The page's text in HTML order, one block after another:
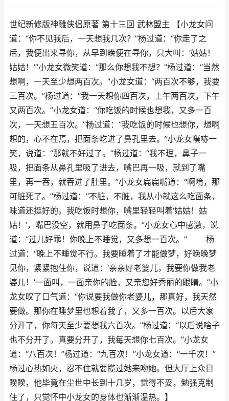
世纪新修版神雕侠侣原著 第十三回 武林盟主 【小龙女问
道：“你不见我后，一天想我几次？”杨过道：“你走了之
后，我便出来寻你，从早到晚便在寻你，只大叫：‘姑姑！
姑姑！’”小龙女微笑道：“那么你想我不想？”杨过道：“当然
想啊，一天至少想两百次。”小龙女道：“两百次不够，我要
三百次。”杨过道：“我一天想你四百次，上午两百次，下午
又两百次。”小龙女道：“你吃饭的时候也想我，又多一百
次，一天想五百次。”杨过道：“我吃饭的时候也想你，想啊
想的，心不在焉，把面条吃进了鼻孔里去。”小龙女噗哧一
笑，说道：“那就不好过了。”杨过道：“我不理，鼻子一
吸，把面条从鼻孔里吸了进去，嘴巴再一吸，就到了嘴
里，再一吞，就吞进了肚里。”小龙女扁扁嘴道：“啊唷，那
可脏死了。”杨过道：“不脏，不脏，我从小就这么吃面条，
味道还挺好的。我吃饭时想你，嘴里轻轻叫着‘姑姑！姑
姑！’，嘴巴没空，就用鼻子吃面条。”小龙女心中感激，说
道：“过儿好乖！你晚上不睡觉，又多想一百次。” 杨
过道：“晚上不睡觉不行。我要睡着了才能做梦，好晚晚梦
见你，紧紧抱住你，说道：‘亲亲好老婆儿，我要你做我老
婆儿！’一面叫，一面亲你的脸，又亲您好秀丽的眼睛。”小
龙女叹了口气道：“你说要我做你老婆儿，那真好，我天然
要做。那你在睡梦里也想着我了，又多一百次。以后大家
分开了，你每天至少要想我六百次。”杨过道：“以后说啥子
也不分开了。真要分开了，我每天想你七百次。”小龙女
道：“八百次！”杨过道：“九百次！”小龙女道：“一千次！”
杨过心热如火，忍不住就要揽过她来吻她。但大厅上众目
睽睽，他毕竟在尘世中长到十几岁，觉得不妥，勉强克制
住了，只觉怀中小龙女的身体也渐渐温热。】